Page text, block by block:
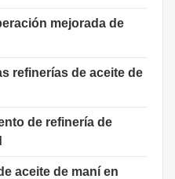
mejorada de
refinerías de aceite de
de refinería de
aceite de maní en